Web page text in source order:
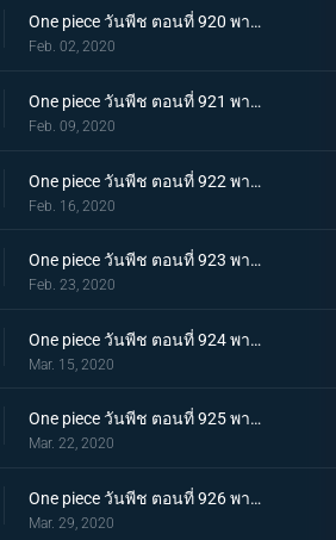
One piece วันพีช ตอนที่ 920 พากย์ไทย ร้านสุดดัง! โซบะหมายเลข 18 ของซันจิ!
Feb. 02, 2020
One piece วันพีช ตอนที่ 921 พากย์ไทย ความงดงามตระการตา สาวงามแห่งประเทศวาโนะ โคมุราซากิ
Feb. 09, 2020
One piece วันพีช ตอนที่ 922 พากย์ไทย ตำนานลูกผู้ชาย! การเดินทางของโซโลและโทโนะยาสุ!
Feb. 16, 2020
One piece วันพีช ตอนที่ 923 พากย์ไทย สถานการณ์ฉุกเฉิน บิ๊กมัมย่างกรายสู่วาโนะ!
Feb. 23, 2020
One piece วันพีช ตอนที่ 924 พากย์ไทย เมืองในความโกลาหล! นักฆ่าหน้าใหม่ที่หมายหัวซันจิ
Mar. 15, 2020
One piece วันพีช ตอนที่ 925 พากย์ไทย การต่อสู้ครั้งใหญ่! ผู้พิทักษ์หน้ากากโซบะ!
Mar. 22, 2020
One piece วันพีช ตอนที่ 926 พากย์ไทย เข้าตาจน โอโรจิโอนิวาบังที่แสนอันตราย
Mar. 29, 2020